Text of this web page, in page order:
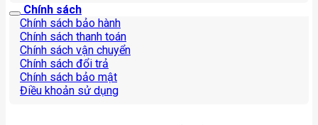
Chính sách
Chính sách bảo hành
Chính sách thanh toán
Chính sách vận chuyển
Chính sách đổi trả
Chính sách bảo mật
Điều khoản sử dụng